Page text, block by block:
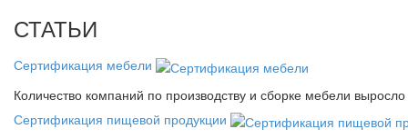
СТАТЬИ
Сертификация мебели
Количество компаний по производству и сборке мебели
Сертификация пищевой продукции